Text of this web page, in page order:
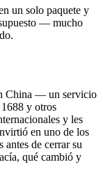
un solo paquete y
— mucho
China — un servicio
y otros
y les
en uno de los
antes de cerrar su
qué cambió y